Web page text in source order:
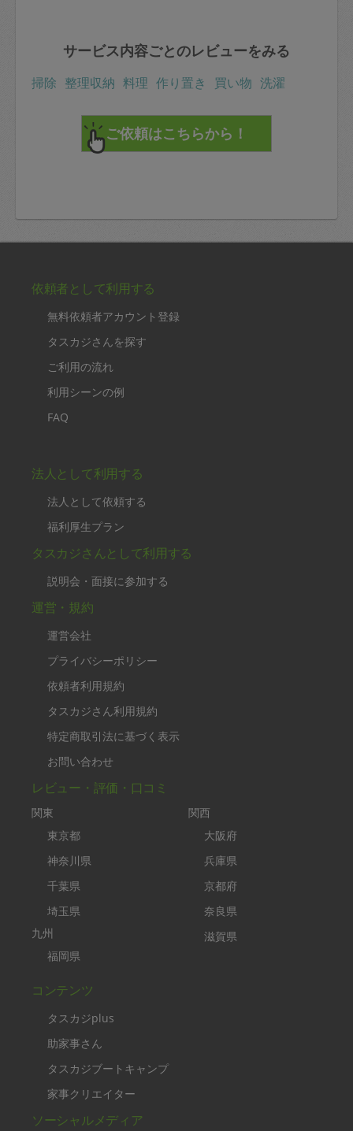
サービス内容ごとのレビューをみる
掃除 整理収納 料理 作り置き 買い物 洗濯
依頼者として利用する
無料依頼者アカウント登録
タスカジさんを探す
ご利用の流れ
利用シーンの例
FAQ
法人として利用する
法人として依頼する
福利厚生プラン
タスカジさんとして利用する
説明会・面接に参加する
運営・規約
運営会社
プライバシーポリシー
依頼者利用規約
タスカジさん利用規約
特定商取引法に基づく表示
お問い合わせ
レビュー・評価・口コミ
関東
東京都
神奈川県
千葉県
埼玉県
九州
福岡県
関西
大阪府
兵庫県
京都府
奈良県
滋賀県
コンテンツ
タスカジplus
助家事さん
タスカジブートキャンプ
家事クリエイター
ソーシャルメディア